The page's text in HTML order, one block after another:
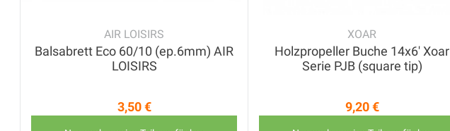
AIR LOISIRS
Balsabrett Eco 60/10 (ep.6mm) AIR
LOISIRS
Preis
3,50 €
XOAR
Holzpropeller Buche 14x6' Xoar
Serie PJB (square tip)
Preis
9,20 €